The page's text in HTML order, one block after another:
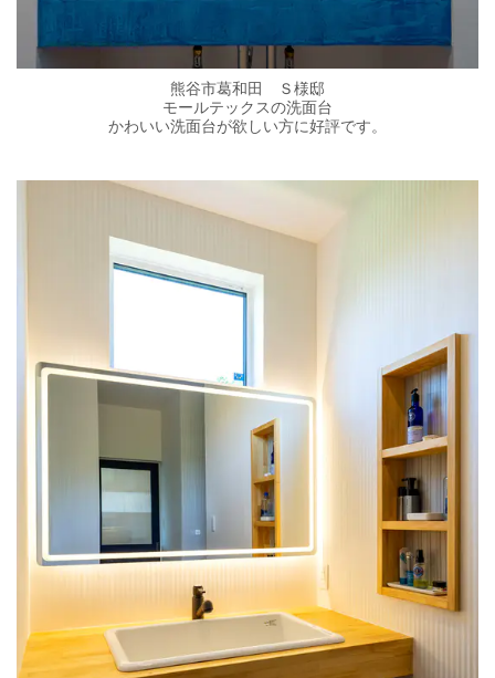
熊谷市葛和田 Ｓ様邸
モールテックスの洗面台
かわいい洗面台が欲しい方に好評です。